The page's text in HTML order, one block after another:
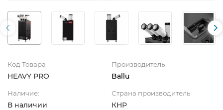
Код Товара
HEAVY PRO
Производитель
Ballu
Наличие:
В наличии
Страна производитель
КНР